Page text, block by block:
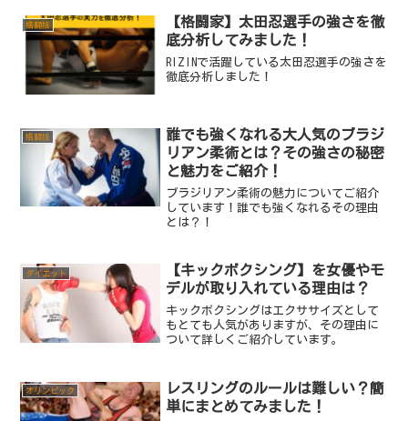
格闘技
【格闘家】太田忍選手の強さを徹
底分析してみました！
RIZINで活躍している太田忍選手の強さを
徹底分析しました！
格闘技
誰でも強くなれる大人気のブラジ
リアン柔術とは？その強さの秘密
と魅力をご紹介！
ブラジリアン柔術の魅力についてご紹介
しています！誰でも強くなれるその理由
とは？！
ダイエット
【キックボクシング】を女優やモ
デルが取り入れている理由は？
キックボクシングはエクササイズとして
もとても人気がありますが、その理由に
ついて詳しくご紹介しています。
オリンピック
レスリングのルールは難しい？簡
単にまとめてみました！